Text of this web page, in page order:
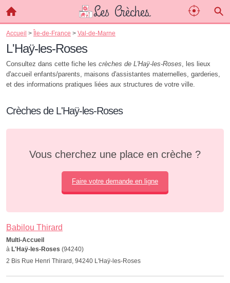
Accueil > Île-de-France > Val-de-Marne
L'Haÿ-les-Roses
Consultez dans cette fiche les crèches de L'Haÿ-les-Roses, les lieux
d'accueil enfants/parents, maisons d'assistantes maternelles, garderies,
et des informations pratiques liées aux structures de votre ville.
Crèches de L'Haÿ-les-Roses
Vous cherchez une place en crèche ?
Faire votre demande en ligne
Babilou Thirard
Multi-Accueil
à L'Haÿ-les-Roses (94240)
2 Bis Rue Henri Thirard, 94240 L'Haÿ-les-Roses